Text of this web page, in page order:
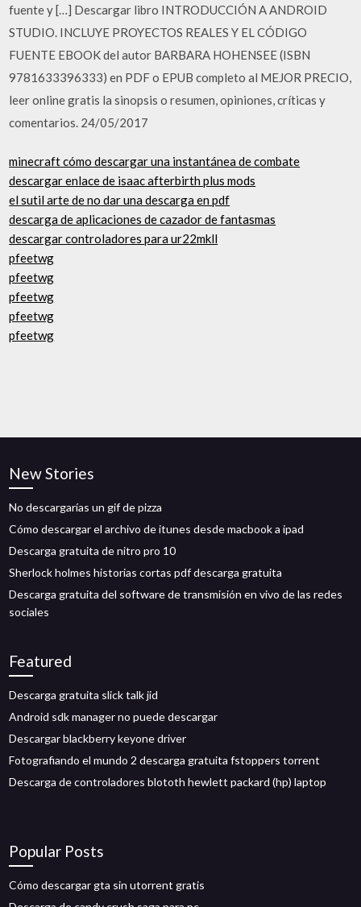
fuente y […] Descargar libro INTRODUCCIÓN A ANDROID
STUDIO. INCLUYE PROYECTOS REALES Y EL CÓDIGO
FUENTE EBOOK del autor BARBARA HOHENSEE (ISBN
9781633396333) en PDF o EPUB completo al MEJOR PRECIO,
leer online gratis la sinopsis o resumen, opiniones, críticas y
comentarios. 24/05/2017
minecraft cómo descargar una instantánea de combate
descargar enlace de isaac afterbirth plus mods
el sutil arte de no dar una descarga en pdf
descarga de aplicaciones de cazador de fantasmas
descargar controladores para ur22mkll
pfeetwg
pfeetwg
pfeetwg
pfeetwg
pfeetwg
New Stories
No descargarías un gif de pizza
Cómo descargar el archivo de itunes desde macbook a ipad
Descarga gratuita de nitro pro 10
Sherlock holmes historias cortas pdf descarga gratuita
Descarga gratuita del software de transmisión en vivo de las redes
sociales
Featured
Descarga gratuita slick talk jid
Android sdk manager no puede descargar
Descargar blackberry keyone driver
Fotografiando el mundo 2 descarga gratuita fstoppers torrent
Descarga de controladores blototh hewlett packard (hp) laptop
Popular Posts
Cómo descargar gta sin utorrent gratis